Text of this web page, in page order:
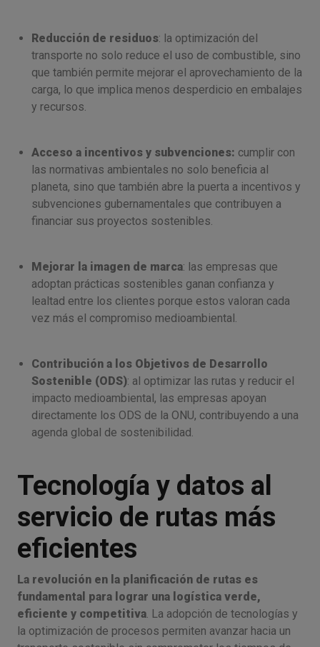
Reducción de residuos: la optimización del
transporte no solo reduce el uso de combustible, sino
que también permite mejorar el aprovechamiento de la
carga, lo que implica menos desperdicio en embalajes
y recursos.
Acceso a incentivos y subvenciones: cumplir con
las normativas ambientales no solo beneficia al
planeta, sino que también abre la puerta a incentivos y
subvenciones gubernamentales que contribuyen a
financiar sus proyectos sostenibles.
Mejorar la imagen de marca: las empresas que
adoptan prácticas sostenibles ganan confianza y
lealtad entre los clientes porque estos valoran cada
vez más el compromiso medioambiental.
Contribución a los Objetivos de Desarrollo
Sostenible (ODS): al optimizar las rutas y reducir el
impacto medioambiental, las empresas apoyan
directamente los ODS de la ONU, contribuyendo a una
agenda global de sostenibilidad.
Tecnología y datos al
servicio de rutas más
eficientes
La revolución en la planificación de rutas es
fundamental para lograr una logística verde,
eficiente y competitiva. La adopción de tecnologías y
la optimización de procesos permiten avanzar hacia un